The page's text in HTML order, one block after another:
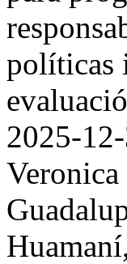
políticas
2025-